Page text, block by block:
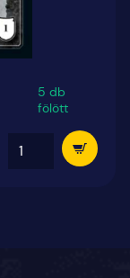
5 db
fölött